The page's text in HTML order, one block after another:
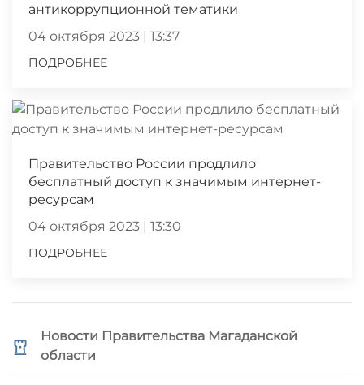
антикоррупционной тематики
04 октября 2023 | 13:37
ПОДРОБНЕЕ
Правительство России продлило
бесплатный доступ к значимым интернет-
ресурсам
04 октября 2023 | 13:30
ПОДРОБНЕЕ
Новости Правительства Магаданской
области